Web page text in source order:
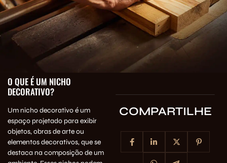
O QUE É UM NICHO
DECORATIVO?
Um nicho decorativo é um
espaço projetado para exibir
objetos, obras de arte ou
elementos decorativos, que se
destaca na composição de um
COMPARTILHE